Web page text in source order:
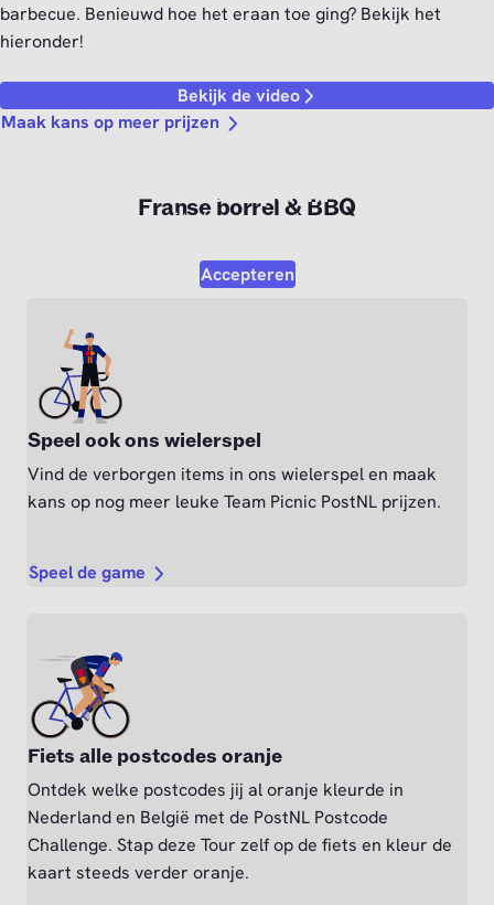
barbecue. Benieuwd hoe het eraan toe ging? Bekijk het
hieronder!
Bekijk de video
Maak kans op meer prijzen
Franse borrel & BBQ
Video afspelen?
Om deze video af te kunnen spelen moet je akkoord
Accepteren
Speel ook ons wielerspel
Vind de verborgen items in ons wielerspel en maak
kans op nog meer leuke Team Picnic PostNL prijzen.
Speel de game
Fiets alle postcodes oranje
Ontdek welke postcodes jij al oranje kleurde in
Nederland en België met de PostNL Postcode
Challenge. Stap deze Tour zelf op de fiets en kleur de
kaart steeds verder oranje.